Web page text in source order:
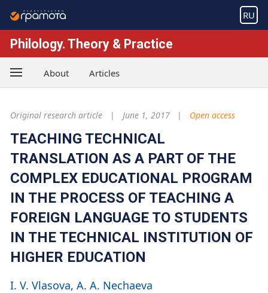
RU
Philology. Theory & Practice
About Articles
Original research article June 1, 2017 Open access
TEACHING TECHNICAL
TRANSLATION AS A PART OF THE
COMPLEX EDUCATIONAL PROGRAM
IN THE PROCESS OF TEACHING A
FOREIGN LANGUAGE TO STUDENTS
IN THE TECHNICAL INSTITUTION OF
HIGHER EDUCATION
I. V. Vlasova A. A. Nechaeva